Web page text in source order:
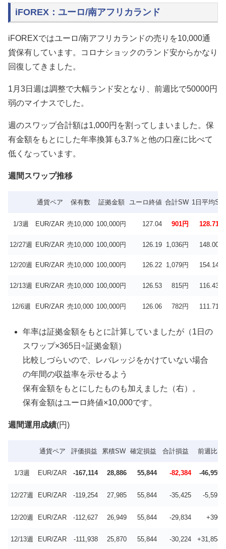
iFOREX：ユーロ/南アフリカランド
iFOREXではユーロ/南アフリカランドの売りを10,000通
貨保有しています。コロナショックのランド安からかなり
回復してきました。
1月3日週は調整で大幅ランド安となり、前週比で50000円
弱のマイナスでした。
週のスワップ合計額は1,000円を割ってしまいました。保
有金額をもとにした年率換算も3.7％と他の口座に比べて
低くなっています。
週間スワップ推移
通貨ペア 保有数 証拠金額 ユーロ終値 合計SW 1日平均SW
1/3週 EUR/ZAR 売10,000 100,000円 127.04 901円 128.71円
12/27週 EUR/ZAR 売10,000 100,000円 126.19 1,036円 148.00円
12/20週 EUR/ZAR 売10,000 100,000円 126.22 1,079円 154.14円
12/13週 EUR/ZAR 売10,000 100,000円 126.53 815円 116.43円
12/6週 EUR/ZAR 売10,000 100,000円 126.06 782円 111.71円
年率は証拠金額をもとに計算していましたが（1日の
スワップ×365日÷証拠金額）
比較しづらいので、レバレッジをかけていない場合
の年間の収益率を示せるよう
保有金額をもとにしたものも加えました（右）。
保有金額はユーロ終値×10,000です。
週間運用成績(円)
通貨ペア 評価損益 累積SW 確定損益 合計損益 前週比
1/3週 EUR/ZAR -167,114 28,886 55,844 -82,384 -46,959
12/27週 EUR/ZAR -119,254 27,985 55,844 -35,425 -5,591
12/20週 EUR/ZAR -112,627 26,949 55,844 -29,834 +390
12/13週 EUR/ZAR -111,938 25,870 55,844 -30,224 +31,854